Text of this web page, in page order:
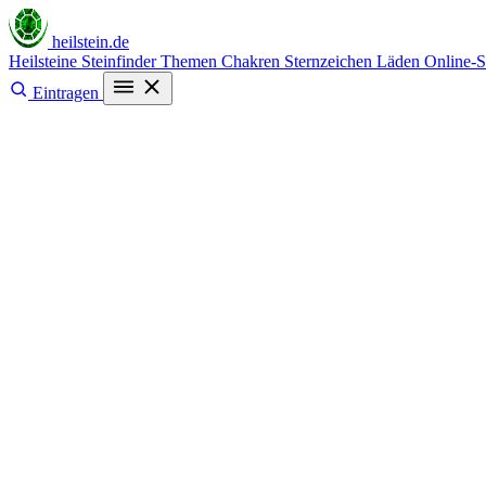
heilstein.de
Heilsteine SteinfinderThemen Chakren Sternzeichen Läden Online-
Eintragen